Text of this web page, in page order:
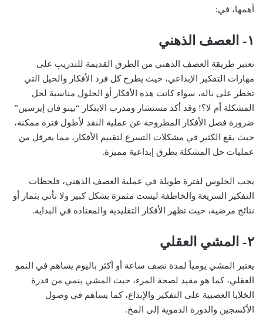
أهمها، في:
١- العصف الذهني
تعتبر طريقة العصف الذهني من الطرق القديمة للتدريب على
مهارات التفكير الإبداعي، حيث يطرح كل فرد الأفكار والحيل التي
تخطر على باله، سواء كانت هذه الأفكار أو الحلول مناسبة لحل
المشكلة أم لا؟! وقد أكد مستشار ومدرب الابتكار “بينو فان إيرسين”
ضرورة فصل الأفكار المطروحة عن عملية النقد لأطول فترة ممكنة،
حيث يقع الكثير في مشكلات التسرع لتقييم الأفكار، مما يعرقل من
عمليات حل المشكلة بطرق إبداعية مميزة.
يجب الجلوس لفترة طويلة في عملية العصف الذهني، فلحظات
التفكير السريعة والخاطفة ليست مثمرة بشكل كبير ولا تأتي بثمار أو
نتائج مرضية، حيث تظهر الأفكار التقليدية والمعتادة في البداية.
٢- المشي العقلي
يعتبر المشي يومياً لمدة نصف ساعة أو أكثر باليوم يساهم في النمو
العقلي، كما هو مفيد لصحة المرء، حيث المشي ينمي من قدرة
الخلايا العصبية على التفكير والإبداع، كما يساهم في وصول
الأكسجين والدورة الدموية إلى المخ.